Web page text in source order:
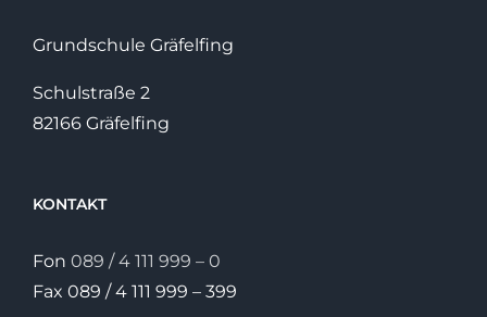
Grundschule Gräfelfing
Schulstraße 2
82166 Gräfelfing
KONTAKT
Fon 089 / 4 111 999 – 0
Fax 089 / 4 111 999 – 399